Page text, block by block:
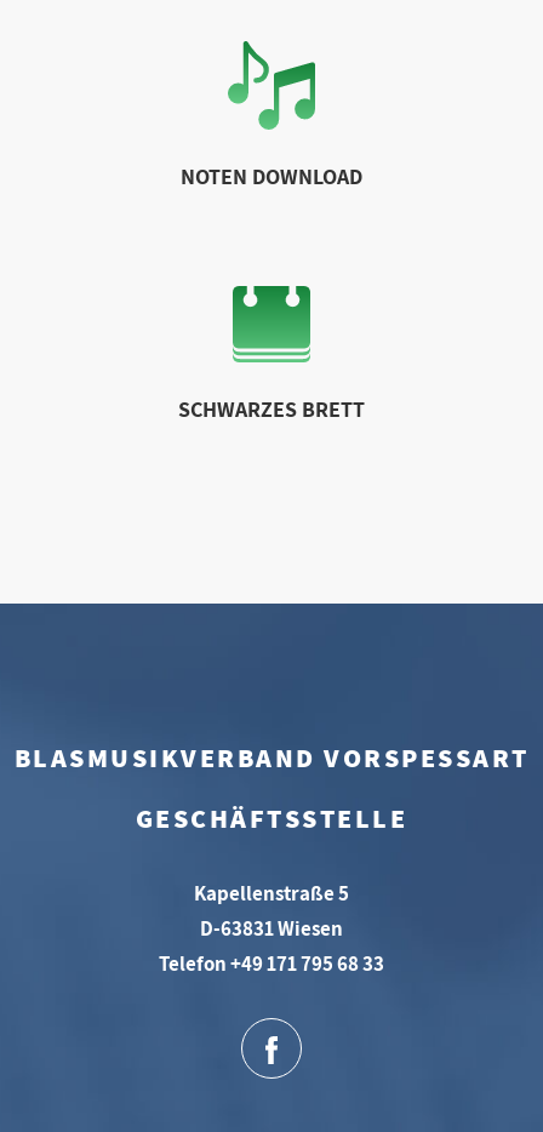
NOTEN DOWNLOAD
SCHWARZES BRETT
BLASMUSIKVERBAND VORSPESSART
GESCHÄFTSSTELLE
Kapellenstraße 5
D-63831 Wiesen
Telefon +49 171 795 68 33